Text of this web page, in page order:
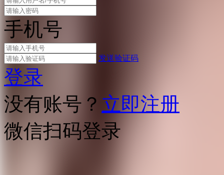
手机号
发送验证码
登录
没有账号？ 立即注册
微信扫码登录